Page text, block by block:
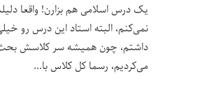
یک درس اسلامی هم بزارن! واقعا
نمی‌کنم، البته استاد این درس رو
داشتم، چون همیشه سر کلاسش
می‌کردیم، رسما کل کلاس با